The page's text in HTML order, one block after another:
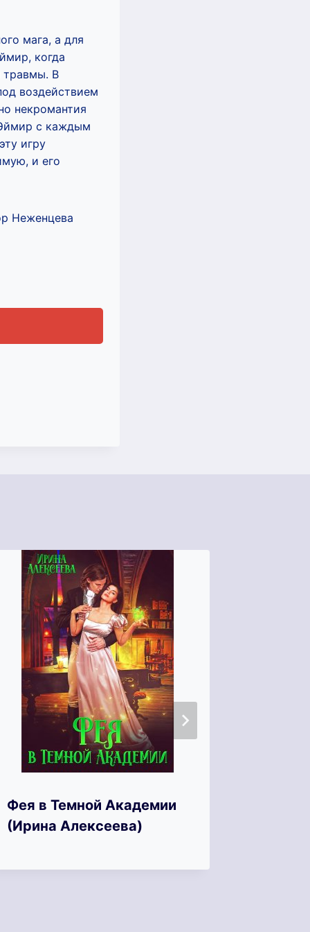
мага, а для
когда
травмы. В
воздействием
некромантия
Эймир с каждым
игру
и его
Неженцева
Фея в Темной Академии
(Ирина Алексеева)